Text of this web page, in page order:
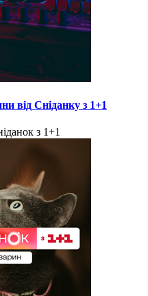
від Сніданку з 1+1
з 1+1